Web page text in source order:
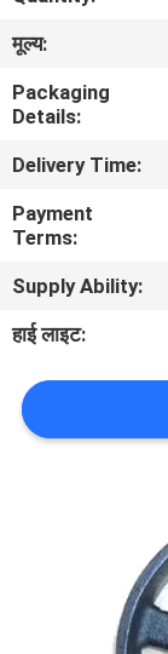
का
दौरा
गुणवत्ता
नियंत्रण
हमसे
संपर्क
करें
समाचार
मूल्य:
Packaging
Details:
Delivery Time:
Payment
Terms:
Supply Ability:
हाई लाइट: